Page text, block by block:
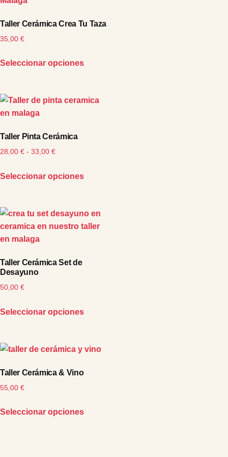
Taller Cerámica Crea Tu Taza
35,00 €
Seleccionar opciones
Taller Pinta Cerámica
28,00 € - 33,00 €
Seleccionar opciones
Taller Cerámica Set de
Desayuno
50,00 €
Seleccionar opciones
Taller Cerámica & Vino
55,00 €
Seleccionar opciones